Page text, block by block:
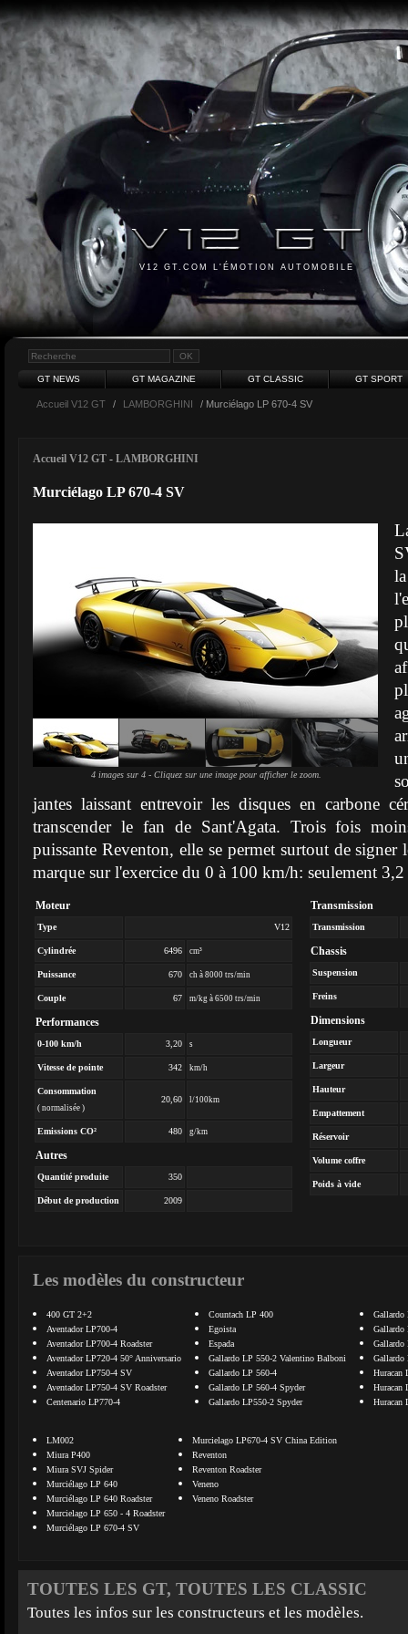
V12 GT.COM L'ÉMOTION AUTOMOBILE
GT NEWS GT MAGAZINE GT CLASSIC GT SPORT
Accueil V12 GT / LAMBORGHINI / Murciélago LP 670-4 SV
Accueil V12 GT - LAMBORGHINI
Murciélago LP 670-4 SV
4 images sur 4 - Cliquez sur une image pour afficher le zoom.
jantes laissant entrevoir les disques en carbone
transcender le fan de Sant'Agata. Trois fois
puissante Reventon, elle se permet surtout de
marque sur l'exercice du 0 à 100 km/h: seulement 3,2
Moteur
Type V12
Cylindrée 6496 cm³
Puissance 670 ch à 8000 trs/min
Couple 67 m/kg à 6500 trs/min
Performances
0-100 km/h 3,20 s
Vitesse de pointe 342 km/h
Consommation
( normalisée )
20,60 l/100km
Emissions CO² 480 g/km
Autres
Quantité produite 350
Début de production 2009
Transmission
Transmission
Chassis
Suspension
Freins
Dimensions
Longueur
Largeur
Hauteur
Empattement
Réservoir
Volume coffre
Poids à vide
Les modèles du constructeur
400 GT 2+2
Aventador LP700-4
Aventador LP700-4 Roadster
Aventador LP720-4 50° Anniversario
Aventador LP750-4 SV
Aventador LP750-4 SV Roadster
Centenario LP770-4
Countach LP 400
Egoista
Espada
Gallardo LP 550-2 Valentino Balboni
Gallardo LP 560-4
Gallardo LP 560-4 Spyder
Gallardo LP550-2 Spyder
Gallardo
Gallardo
Gallardo
Gallardo
Huracan
Huracan
Huracan
LM002
Miura P400
Miura SVJ Spider
Murciélago LP 640
Murciélago LP 640 Roadster
Murcielago LP 650 - 4 Roadster
Murciélago LP 670-4 SV
Murcielago LP670-4 SV China Edition
Reventon
Reventon Roadster
Veneno
Veneno Roadster
TOUTES LES GT, TOUTES LES CLASSIC
Toutes les infos sur les constructeurs et les modèles.